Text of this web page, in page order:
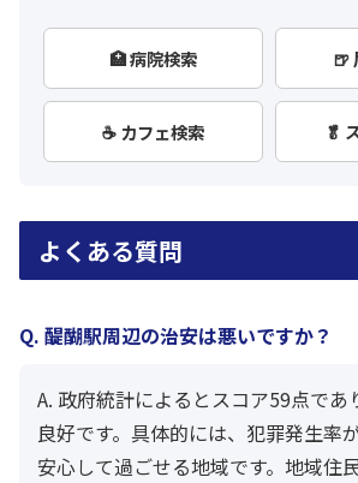
🏥 病院検索 🍺
☕ カフェ検索 🥬
よくある質問
Q. 醍醐駅周辺の治安は悪いですか？
A. 政府統計によるとスコア59点であ
良好です。具体的には、犯罪発生率
安心して過ごせる地域です。地域住